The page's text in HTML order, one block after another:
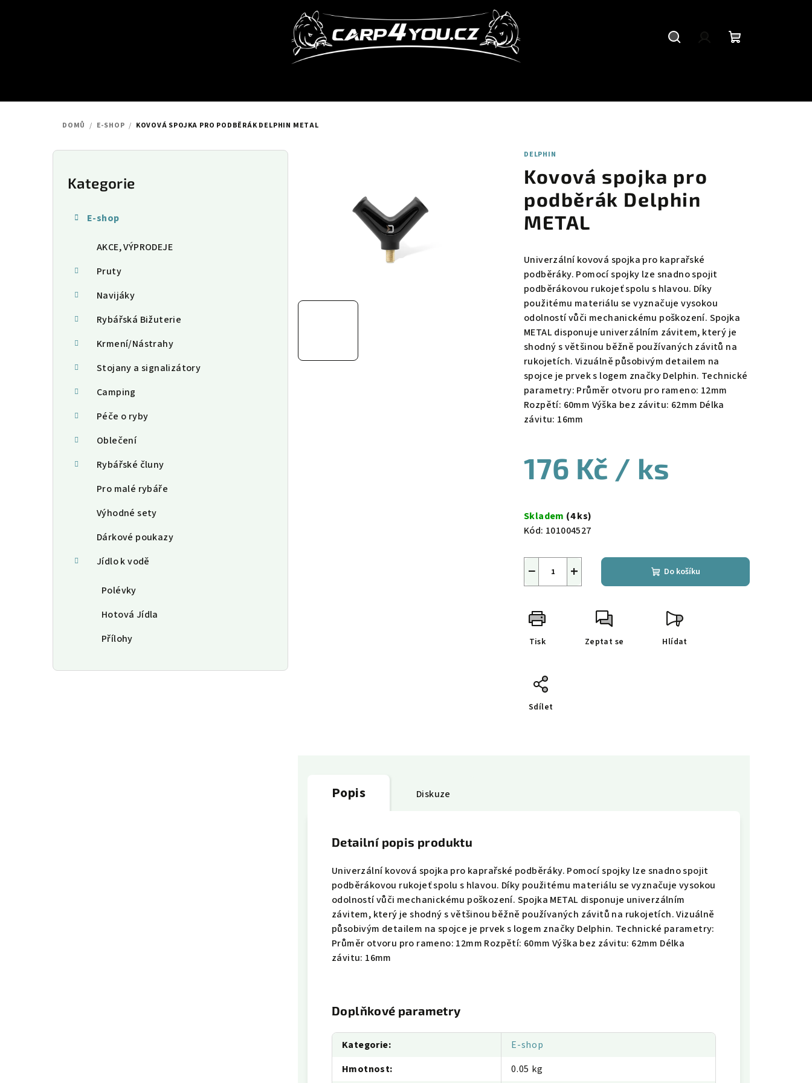
DOMŮ / E-SHOP / KOVOVÁ SPOJKA PRO PODBĚRÁK DELPHIN METAL
P
Přeskočit
kategorie
Kategorie
E-shop
AKCE, VÝPRODEJE
Pruty
Navijáky
Rybářská Bižuterie
Krmení/Nástrahy
Stojany a signalizátory
Camping
Péče o ryby
Oblečení
Rybářské čluny
Pro malé rybáře
Výhodné sety
Dárkové poukazy
Jídlo k vodě
Polévky
Hotová Jídla
Přílohy
DELPHIN
Kovová spojka pro
podběrák Delphin
METAL
Univerzální kovová spojka pro kaprařské
podběráky. Pomocí spojky lze snadno spojit
podběrákovou rukojeť spolu s hlavou. Díky
použitému materiálu se vyznačuje vysokou
odolností vůči mechanickému poškození. Spojka
METAL disponuje univerzálním závitem, který je
shodný s většinou běžně používaných závitů na
rukojetích. Vizuálně působivým detailem na
spojce je prvek s logem značky Delphin. Technické
parametry: Průměr otvoru pro rameno: 12mm
Rozpětí: 60mm Výška bez závitu: 62mm Délka
závitu: 16mm
176 Kč / ks
cena:
Skladem (4 ks)
Kód: 101004527
+
− Do košíku
Tisk Zeptat se Hlídat
Sdílet
Popis Diskuze
Detailní popis produktu
Univerzální kovová spojka pro kaprařské podběráky. Pomocí spojky lze snadno spojit
podběrákovou rukojeť spolu s hlavou. Díky použitému materiálu se vyznačuje vysokou
odolností vůči mechanickému poškození. Spojka METAL disponuje univerzálním
závitem, který je shodný s většinou běžně používaných závitů na rukojetích. Vizuálně
působivým detailem na spojce je prvek s logem značky Delphin. Technické parametry:
Průměr otvoru pro rameno: 12mm Rozpětí: 60mm Výška bez závitu: 62mm Délka
závitu: 16mm
Doplňkové parametry
Kategorie:
E-shop
Hmotnost: 0.05 kg